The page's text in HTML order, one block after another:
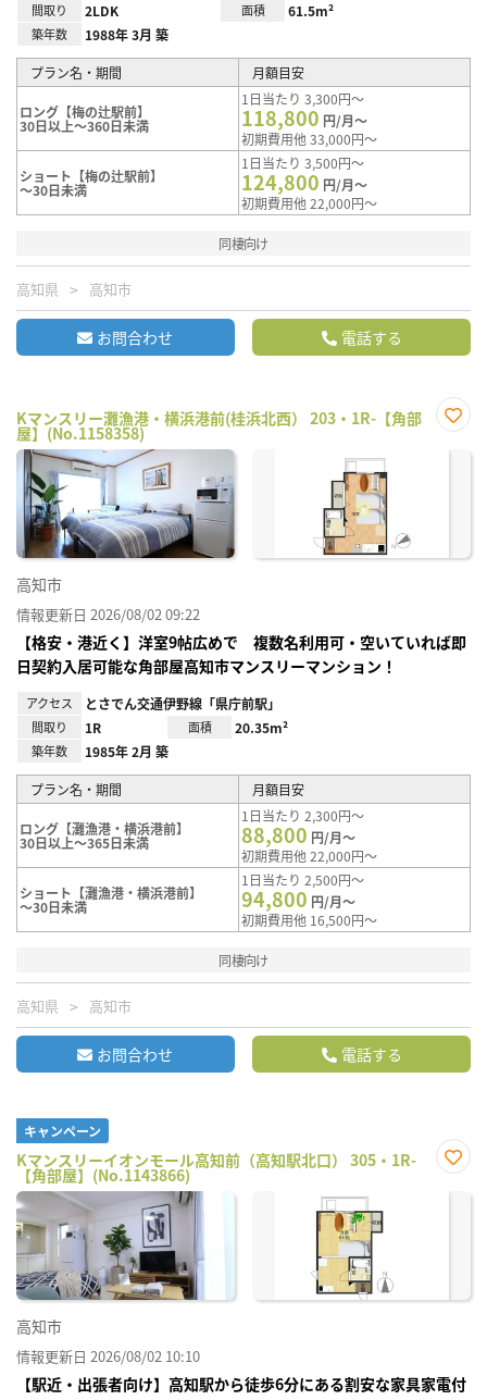
間取り 2LDK 面積 61.5m²
築年数 1988年 3月 築
プラン名・期間 月額目安
ロング【梅の辻駅前】
30日以上～360日未満
1日当たり 3,300円～
118,800 円/月～
初期費用他 33,000円～
ショート【梅の辻駅前】
～30日未満
1日当たり 3,500円～
124,800 円/月～
初期費用他 22,000円～
同棲向け
高知県 高知市
お問合わせ 電話する
Kマンスリー灘漁港・横浜港前(桂浜北西） 203・1R-【角部
屋】(No.1158358)
に入
高知市
情報更新日 2026/08/02 09:22
【格安・港近く】洋室9帖広めで 複数名利用可・空いていれば即
日契約入居可能な角部屋高知市マンスリーマンション！
アクセス とさでん交通伊野線「県庁前駅」
間取り 1R 面積 20.35m²
築年数 1985年 2月 築
プラン名・期間 月額目安
ロング【灘漁港・横浜港前】
30日以上～365日未満
1日当たり 2,300円～
88,800 円/月～
初期費用他 22,000円～
ショート【灘漁港・横浜港前】
～30日未満
1日当たり 2,500円～
94,800 円/月～
初期費用他 16,500円～
同棲向け
高知県 高知市
お問合わせ 電話する
キャンペーン
Kマンスリーイオンモール高知前（高知駅北口） 305・1R-
【角部屋】(No.1143866)
に入
高知市
情報更新日 2026/08/02 10:10
【駅近・出張者向け】高知駅から徒歩6分にある割安な家具家電付